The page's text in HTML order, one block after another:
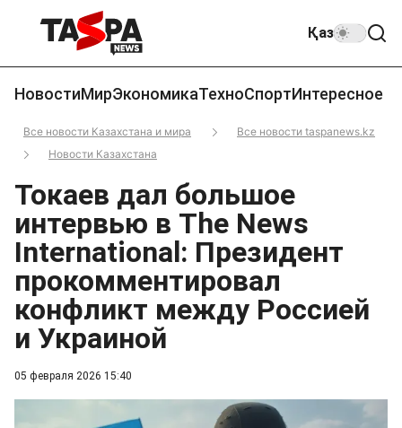
Қаз
НовостиМирЭкономикаТехноСпортИнтересное
Все новости Казахстана и мира
Все новости taspanews.kz
Новости Казахстана
05 февраля 2026 15:40
Токаев дал большое
интервью в The News
International: Президент
прокомментировал
конфликт между Россией
и Украиной